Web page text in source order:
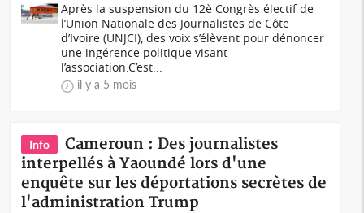
Après la suspension du 12è Congrès électif de
l’Union Nationale des Journalistes de Côte
d’Ivoire (UNJCI), des voix s’élèvent pour dénoncer
une ingérence politique visant
l’association.C’est...
il y a 5 mois
Info
Cameroun : Des journalistes
interpellés à Yaoundé lors d'une
enquête sur les déportations secrètes de
l'administration Trump